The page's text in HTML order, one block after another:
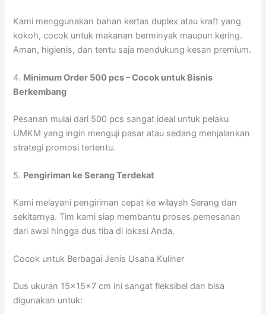
Kami menggunakan bahan kertas duplex atau kraft yang
kokoh, cocok untuk makanan berminyak maupun kering.
Aman, higienis, dan tentu saja mendukung kesan premium.
4. Minimum Order 500 pcs – Cocok untuk Bisnis
Berkembang
Pesanan mulai dari 500 pcs sangat ideal untuk pelaku
UMKM yang ingin menguji pasar atau sedang menjalankan
strategi promosi tertentu.
5. Pengiriman ke Serang Terdekat
Kami melayani pengiriman cepat ke wilayah Serang dan
sekitarnya. Tim kami siap membantu proses pemesanan
dari awal hingga dus tiba di lokasi Anda.
Cocok untuk Berbagai Jenis Usaha Kuliner
Dus ukuran 15x15x7 cm ini sangat fleksibel dan bisa
digunakan untuk: